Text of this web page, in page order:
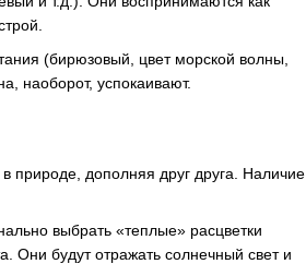
(бирюзовый, цвет морской волны,
наоборот, успокаивают.
природе, дополняя друг друга. Наличие
выбрать «теплые» расцветки
Они будут отражать солнечный свет и